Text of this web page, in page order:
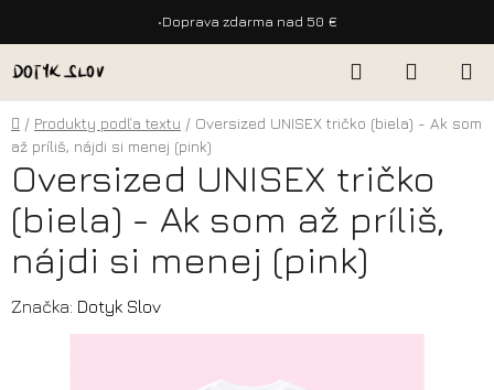
•Doprava zdarma nad 50 €
na
obsah
Hľadať
KOŠÍK
Domov
/ Produkty podľa textu / Oversized UNISEX tričko (biela) - Ak som
až príliš, nájdi si menej (pink)
Oversized UNISEX tričko
(biela) - Ak som až príliš,
nájdi si menej (pink)
Značka: Dotyk Slov